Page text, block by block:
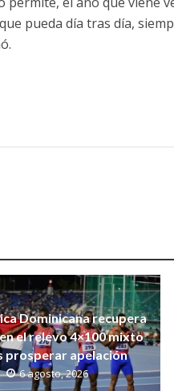
pueda día tras día,
Dominicana recupera
el relevo 4×100 mixto
prosperar apelación
6 agosto, 2026